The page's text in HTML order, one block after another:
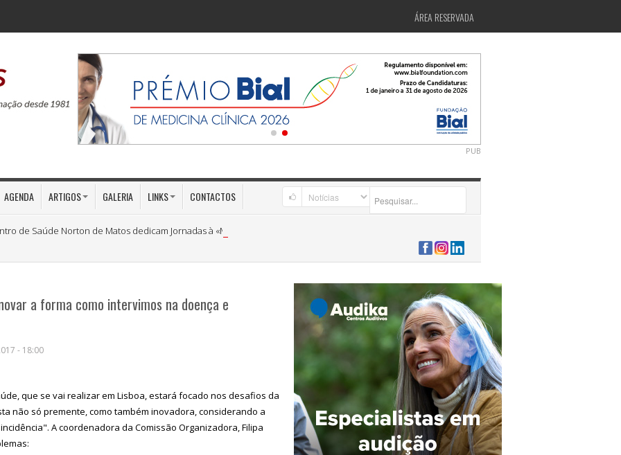
ÁREA RESERVADA
PUB
AGENDA ARTIGOS GALERIA LINKS CONTACTOS
de Saúde Norton de Matos dedicam Jornadas à «Medicina Preventiva»
a forma como intervimos na doença e
- 18:00
que se vai realizar em Lisboa, estará focado nos desafios da
não só premente, como também inovadora, considerando a
A coordenadora da Comissão Organizadora, Filipa